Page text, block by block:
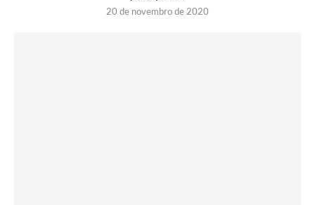
20 de novembro de 2020